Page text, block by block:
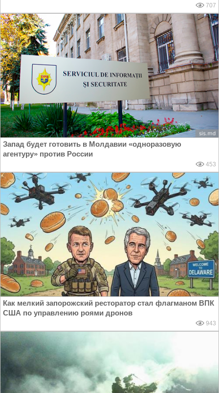
707
Запад будет готовить в Молдавии «одноразовую
агентуру» против России
453
Как мелкий запорожский ресторатор стал флагманом ВПК
США по управлению роями дронов
943